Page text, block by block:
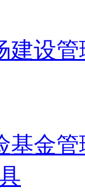
建设
基金管